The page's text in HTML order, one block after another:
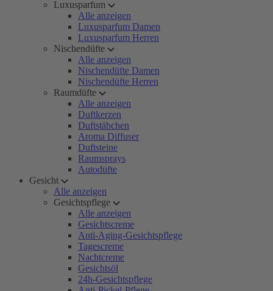
Luxusparfum
Alle anzeigen
Luxusparfum Damen
Luxusparfum Herren
Nischendüfte
Alle anzeigen
Nischendüfte Damen
Nischendüfte Herren
Raumdüfte
Alle anzeigen
Duftkerzen
Duftstäbchen
Aroma Diffuser
Duftsteine
Raumsprays
Autodüfte
Gesicht
Alle anzeigen
Gesichtspflege
Alle anzeigen
Gesichtscreme
Anti-Aging-Gesichtspflege
Tagescreme
Nachtcreme
Gesichtsöl
24h-Gesichtspflege